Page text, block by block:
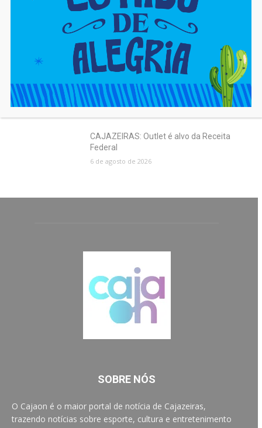
FESTA DE SANTA DULCE: Veja a
programação
7 de agosto de 2026
IDEB: Ensino médio da Bahia tem a pior
nota do Nordeste
7 de agosto de 2026
CAJAZEIRAS: Outlet é alvo da Receita
Federal
6 de agosto de 2026
SOBRE NÓS
O Cajaon é o maior portal de notícia de Cajazeiras,
trazendo notícias sobre esporte, cultura e entretenimento